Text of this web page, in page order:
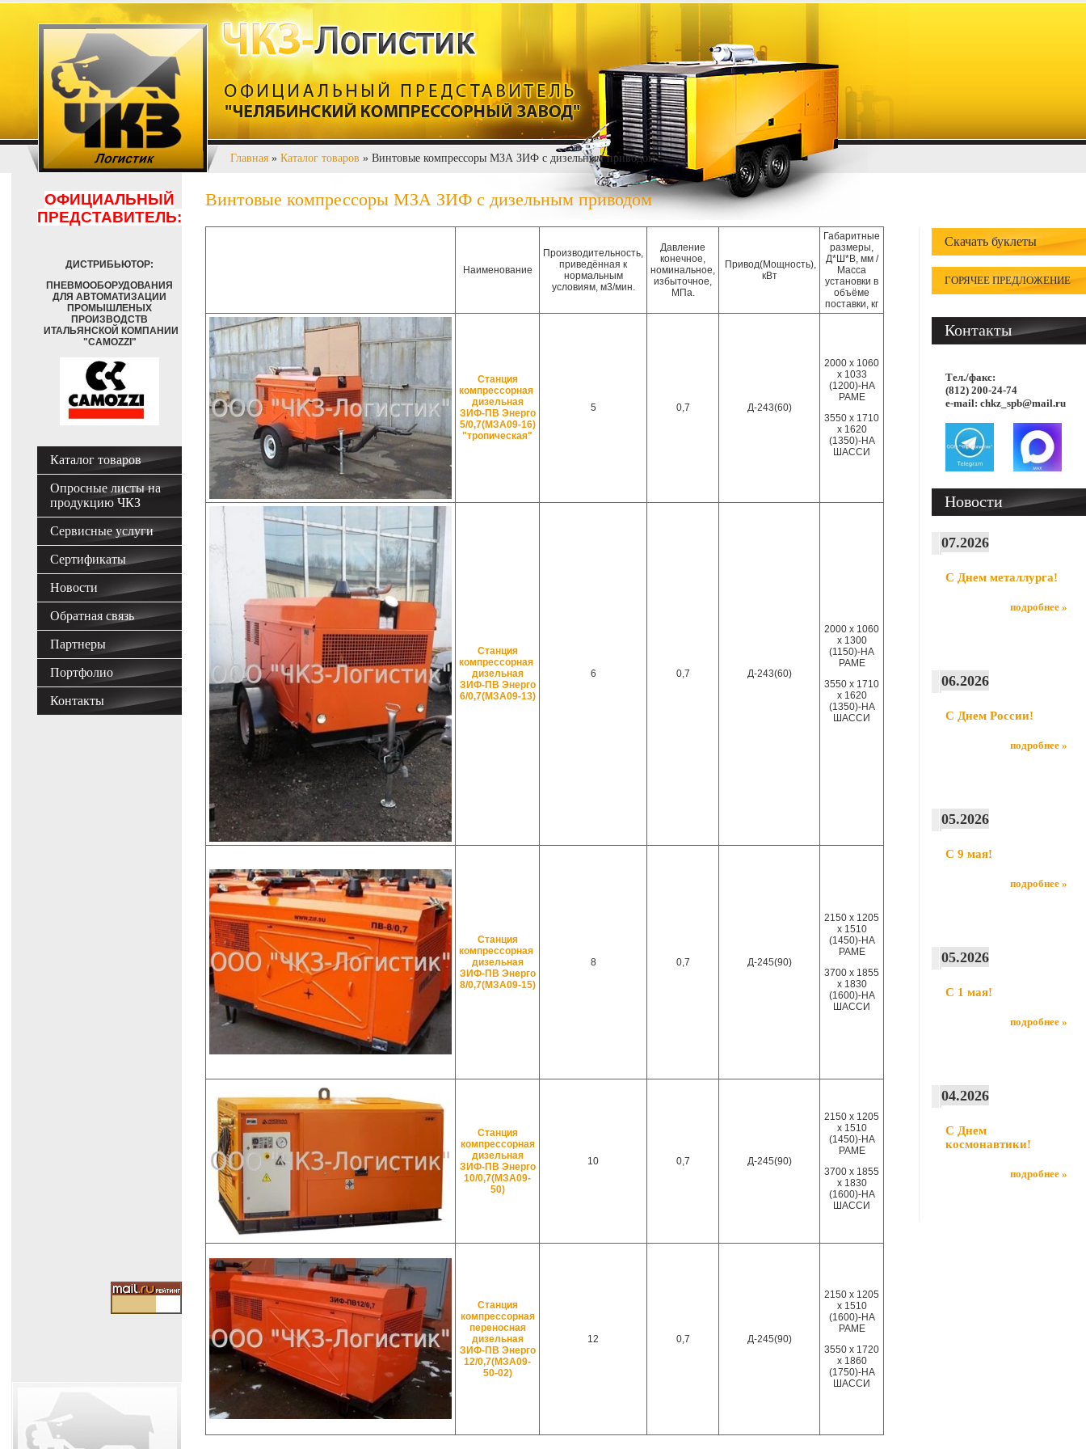
Главная » Каталог товаров » Винтовые компрессоры МЗА ЗИФ с дизельным приводом
ОФИЦИАЛЬНЫЙ
ПРЕДСТАВИТЕЛЬ:
ДИСТРИБЬЮТОР:
ПНЕВМООБОРУДОВАНИЯ
ДЛЯ АВТОМАТИЗАЦИИ
ПРОМЫШЛЕНЫХ
ПРОИЗВОДСТВ
ИТАЛЬЯНСКОЙ КОМПАНИИ
"CAMOZZI"
Каталог товаров
Опросные листы на
продукцию ЧКЗ
Сервисные услуги
Сертификаты
Новости
Обратная связь
Партнеры
Портфолио
Контакты
Винтовые компрессоры МЗА ЗИФ с дизельным приводом
Наименование
Производительность,
приведённая к
нормальным
условиям, м3/мин.
Давление
конечное,
номинальное,
избыточное,
МПа.
Привод(Мощность),
кВт
Габаритные
размеры,
Д*Ш*В, мм /
Масса
установки в
объёме
поставки, кг
Станция
компрессорная
дизельная
ЗИФ-ПВ Энерго
5/0,7(МЗА09-16)
"тропическая"
5 0,7 Д-243(60)
2000 х 1060
х 1033
(1200)-НА
РАМЕ
3550 х 1710
х 1620
(1350)-НА
ШАССИ
Станция
компрессорная
дизельная
ЗИФ-ПВ Энерго
6/0,7(МЗА09-13)
6 0,7 Д-243(60)
2000 х 1060
х 1300
(1150)-НА
РАМЕ
3550 х 1710
х 1620
(1350)-НА
ШАССИ
Станция
компрессорная
дизельная
ЗИФ-ПВ Энерго
8/0,7(МЗА09-15)
8 0,7 Д-245(90)
2150 х 1205
х 1510
(1450)-НА
РАМЕ
3700 х 1855
х 1830
(1600)-НА
ШАССИ
Станция
компрессорная
дизельная
ЗИФ-ПВ Энерго
10/0,7(МЗА09-
50)
10 0,7 Д-245(90)
2150 х 1205
х 1510
(1450)-НА
РАМЕ
3700 х 1855
х 1830
(1600)-НА
ШАССИ
Станция
компрессорная
переносная
дизельная
ЗИФ-ПВ Энерго
12/0,7(МЗА09-
50-02)
12 0,7 Д-245(90)
2150 х 1205
х 1510
(1600)-НА
РАМЕ
3550 х 1720
х 1860
(1750)-НА
ШАССИ
Скачать буклеты
ГОРЯЧЕЕ ПРЕДЛОЖЕНИЕ
Контакты
Тел./факс:
(812) 200-24-74
e-mail: chkz_spb@mail.ru
Новости
07.2026
С Днем металлурга!
подробнее »
06.2026
С Днем России!
подробнее »
05.2026
С 9 мая!
подробнее »
05.2026
С 1 мая!
подробнее »
04.2026
С Днем
космонавтики!
подробнее »